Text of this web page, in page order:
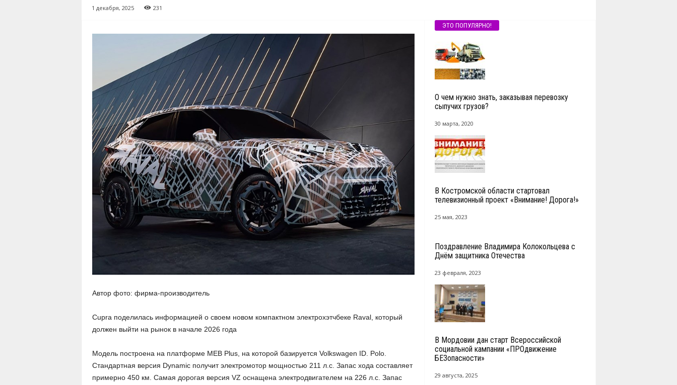
1 декабря, 2025 231
Автор фото: фирма-производитель
Cupra поделилась информацией о своем новом компактном электрохэтчбеке Raval, который
должен выйти на рынок в начале 2026 года
Модель построена на платформе MEB Plus, на которой базируется Volkswagen ID. Polo.
Стандартная версия Dynamic получит электромотор мощностью 211 л.с. Запас хода составляет
примерно 450 км. Самая дорогая версия VZ оснащена электродвигателем на 226 л.с. Запас
ЭТО ПОПУЛЯРНО!
О чем нужно знать, заказывая перевозку
сыпучих грузов?
30 марта, 2020
В Костромской области стартовал
телевизионный проект «Внимание! Дорога!»
25 мая, 2023
Поздравление Владимира Колокольцева с
Днём защитника Отечества
23 февраля, 2023
В Мордовии дан старт Всероссийской
социальной кампании «ПРОдвижение
БЕЗопасности»
29 августа, 2025